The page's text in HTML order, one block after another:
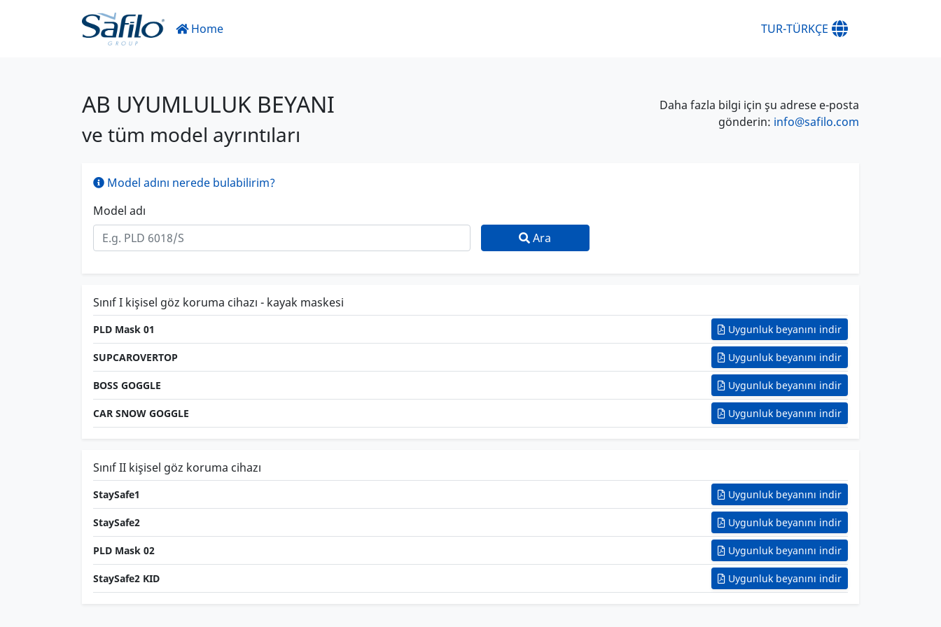
Home TUR-TÜRKÇE
AB UYUMLULUK BEYANI
ve tüm model ayrıntıları
Daha fazla bilgi için şu adrese e-posta
gönderin: info@safilo.com
Model adını nerede bulabilirim?
Model adı
Ara
Sınıf I kişisel göz koruma cihazı - kayak maskesi
PLD Mask 01 Uygunluk beyanını indir
SUPCAROVERTOP Uygunluk beyanını indir
BOSS GOGGLE Uygunluk beyanını indir
CAR SNOW GOGGLE Uygunluk beyanını indir
Sınıf II kişisel göz koruma cihazı
StaySafe1 Uygunluk beyanını indir
StaySafe2 Uygunluk beyanını indir
PLD Mask 02 Uygunluk beyanını indir
StaySafe2 KID Uygunluk beyanını indir